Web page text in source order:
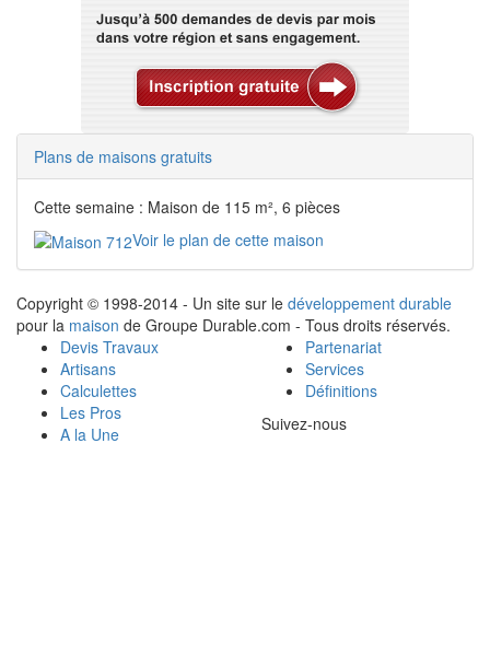
Plans de maisons gratuits
Cette semaine : Maison de 115 m², 6 pièces
Voir le plan de cette maison
Copyright © 1998-2014 - Un site sur le développement durable
pour la maison de Groupe Durable.com - Tous droits réservés.
Devis Travaux
Artisans
Calculettes
Les Pros
A la Une
Partenariat
Services
Définitions
Suivez-nous